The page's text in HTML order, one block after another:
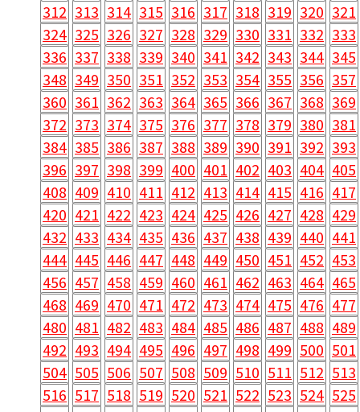
312 313 314 315 316 317 318 319 320 321
324 325 326 327 328 329 330 331 332 333
336 337 338 339 340 341 342 343 344 345
348 349 350 351 352 353 354 355 356 357
360 361 362 363 364 365 366 367 368 369
372 373 374 375 376 377 378 379 380 381
384 385 386 387 388 389 390 391 392 393
396 397 398 399 400 401 402 403 404 405
408 409 410 411 412 413 414 415 416 417
420 421 422 423 424 425 426 427 428 429
432 433 434 435 436 437 438 439 440 441
444 445 446 447 448 449 450 451 452 453
456 457 458 459 460 461 462 463 464 465
468 469 470 471 472 473 474 475 476 477
480 481 482 483 484 485 486 487 488 489
492 493 494 495 496 497 498 499 500 501
504 505 506 507 508 509 510 511 512 513
516 517 518 519 520 521 522 523 524 525